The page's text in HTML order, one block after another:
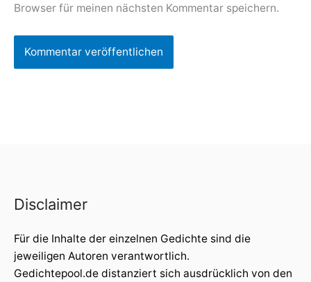
Browser für meinen nächsten Kommentar speichern.
Disclaimer
Für die Inhalte der einzelnen Gedichte sind die
jeweiligen Autoren verantwortlich.
Gedichtepool.de distanziert sich ausdrücklich von den